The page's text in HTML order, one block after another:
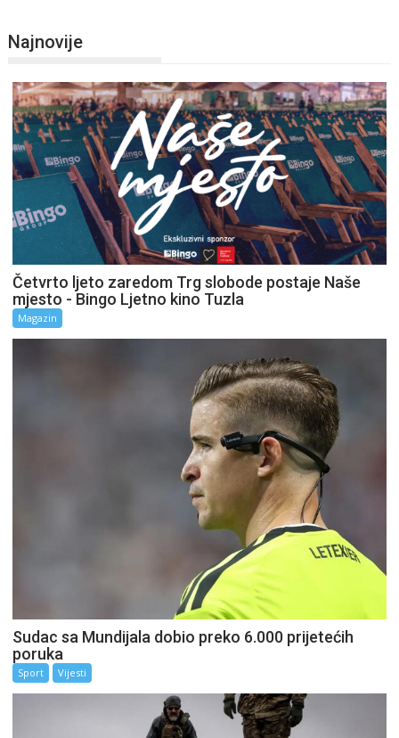
Najnovije
Četvrto ljeto zaredom Trg slobode postaje Naše
mjesto - Bingo Ljetno kino Tuzla
Magazin
Sudac sa Mundijala dobio preko 6.000 prijetećih
poruka
Sport Vijesti